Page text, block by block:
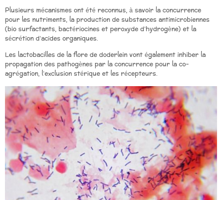
Plusieurs mécanismes ont été reconnus, à savoir la concurrence
pour les nutriments, la production de substances antimicrobiennes
(bio surfactants, bactériocines et peroxyde d’hydrogène) et la
sécrétion d’acides organiques.
Les lactobacilles de la flore de doderlein vont également inhiber la
propagation des pathogènes par la concurrence pour la co-
agrégation, l’exclusion stérique et les récepteurs.